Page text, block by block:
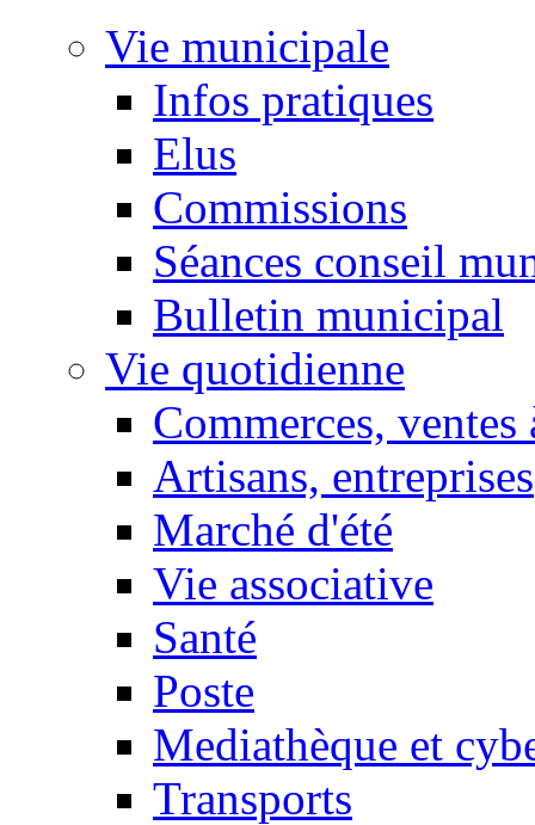
Vie municipale
Infos pratiques
Elus
Commissions
Séances conseil
Bulletin municipal
Vie quotidienne
Commerces, ventes
Artisans, entreprises
Marché d'été
Vie associative
Santé
Poste
Mediathèque et
Transports